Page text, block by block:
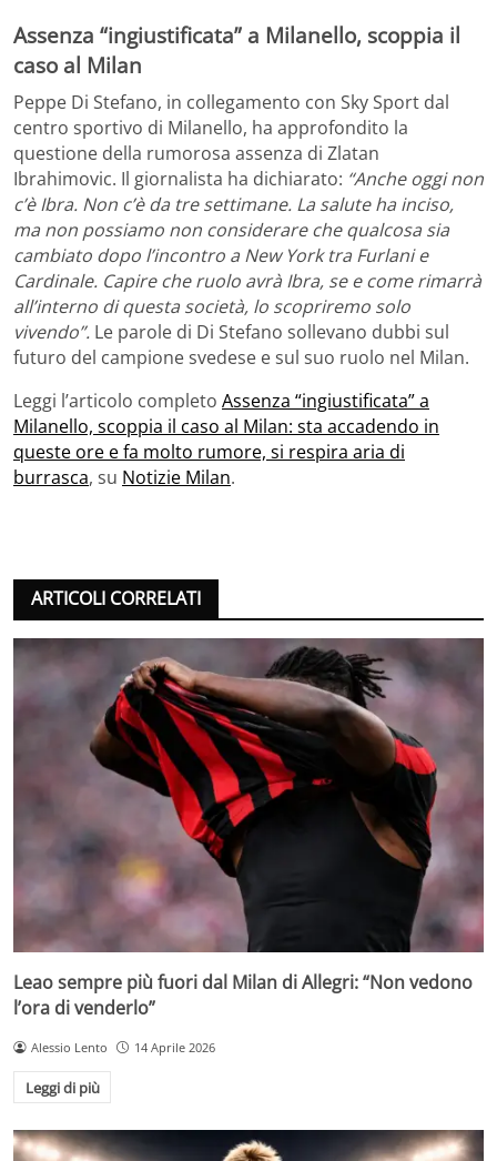
Assenza “ingiustificata” a Milanello, scoppia il
caso al Milan
Peppe Di Stefano, in collegamento con Sky Sport dal
centro sportivo di Milanello, ha approfondito la
questione della rumorosa assenza di Zlatan
Ibrahimovic. Il giornalista ha dichiarato: “Anche oggi non
c’è Ibra. Non c’è da tre settimane. La salute ha inciso,
ma non possiamo non considerare che qualcosa sia
cambiato dopo l’incontro a New York tra Furlani e
Cardinale. Capire che ruolo avrà Ibra, se e come rimarrà
all’interno di questa società, lo scopriremo solo
vivendo”. Le parole di Di Stefano sollevano dubbi sul
futuro del campione svedese e sul suo ruolo nel Milan.
Leggi l’articolo completo Assenza “ingiustificata” a
Milanello, scoppia il caso al Milan: sta accadendo in
queste ore e fa molto rumore, si respira aria di
burrasca, su Notizie Milan.
ARTICOLI CORRELATI
Leao sempre più fuori dal Milan di Allegri: “Non vedono
l’ora di venderlo”
Alessio Lento 14 Aprile 2026
Leggi di più